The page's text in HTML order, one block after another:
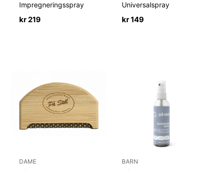
Impregneringsspray
kr219
Universalspray
kr149
DAME BARN